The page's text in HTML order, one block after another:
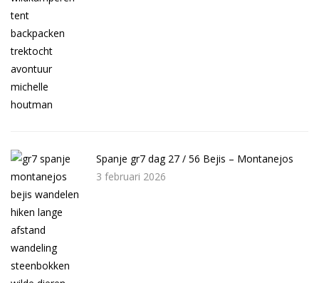
Spanje gr7 dag 27 / 56 Bejis – Montanejos
3 februari 2026